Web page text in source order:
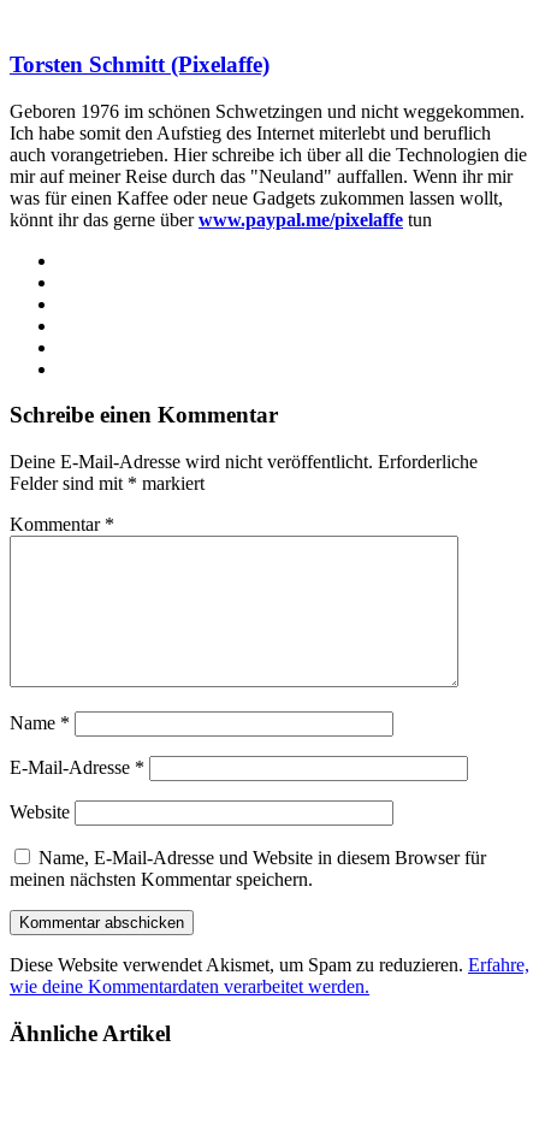
Torsten Schmitt (Pixelaffe)
Geboren 1976 im schönen Schwetzingen und nicht weggekommen.
Ich habe somit den Aufstieg des Internet miterlebt und beruflich
auch vorangetrieben. Hier schreibe ich über all die Technologien die
mir auf meiner Reise durch das "Neuland" auffallen. Wenn ihr mir
was für einen Kaffee oder neue Gadgets zukommen lassen wollt,
könnt ihr das gerne überwww.paypal.me/pixelaffe tun
Schreibe einen Kommentar
Deine E-Mail-Adresse wird nicht veröffentlicht. Erforderliche
Felder sind mit * markiert
Kommentar *
Name *
E-Mail-Adresse *
Website
Name, E-Mail-Adresse und Website in diesem Browser für
meinen nächsten Kommentar speichern.
Diese Website verwendet Akismet, um Spam zu reduzieren. Erfahre,
wie deine Kommentardaten verarbeitet werden.
Ähnliche Artikel